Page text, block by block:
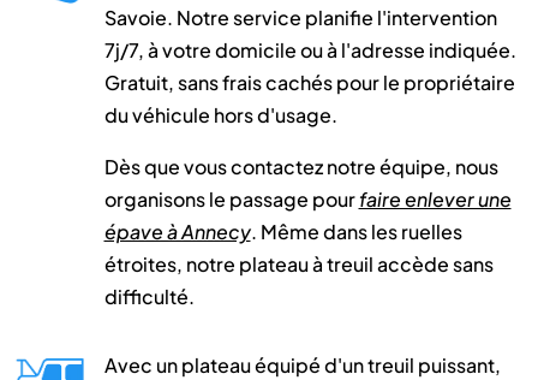
Savoie. Notre service planifie l'intervention
7j/7, à votre domicile ou à l'adresse indiquée.
Gratuit, sans frais cachés pour le propriétaire
du véhicule hors d'usage.
Dès que vous contactez notre équipe, nous
organisons le passage pourfaire enlever une
épave à Annecy. Même dans les ruelles
étroites, notre plateau à treuil accède sans
difficulté.
Avec un plateau équipé d'un treuil puissant,